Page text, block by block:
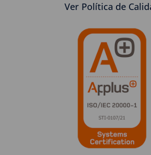
Ver Política de